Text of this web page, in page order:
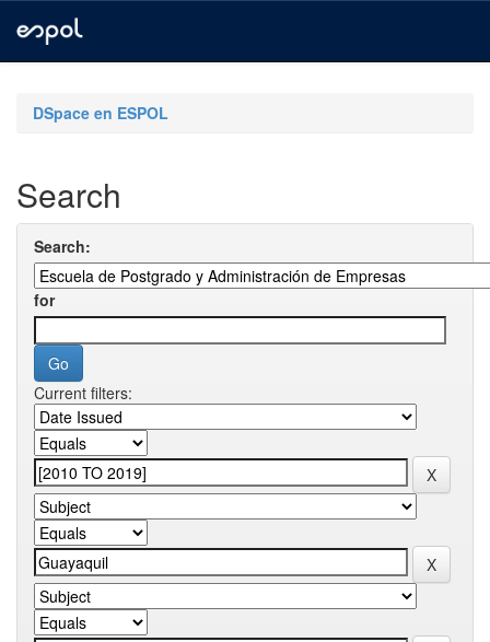
navigationDSpace en ESPOL
Search
Search:
for
Current filters: